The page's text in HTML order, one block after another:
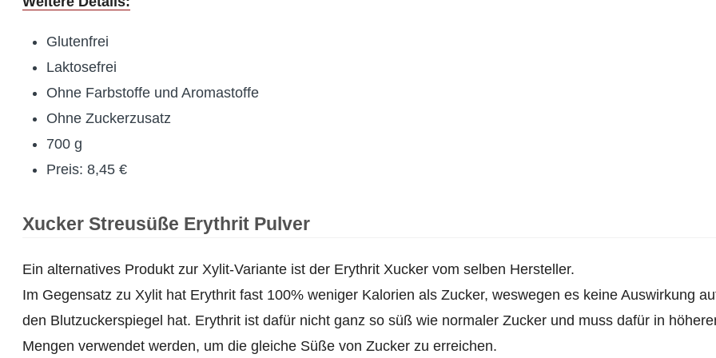
Glutenfrei
Laktosefrei
Ohne Farbstoffe und Aromastoffe
Ohne Zuckerzusatz
700 g
Preis: 8,45 €
Xucker Streusüße Erythrit Pulver
Ein alternatives Produkt zur Xylit-Variante ist der Erythrit Xucker vom selben Hersteller.
Im Gegensatz zu Xylit hat Erythrit fast 100% weniger Kalorien als Zucker, weswegen es keine Auswirkung
den Blutzuckerspiegel hat. Erythrit ist dafür nicht ganz so süß wie normaler Zucker und muss dafür in
Mengen verwendet werden, um die gleiche Süße von Zucker zu erreichen.